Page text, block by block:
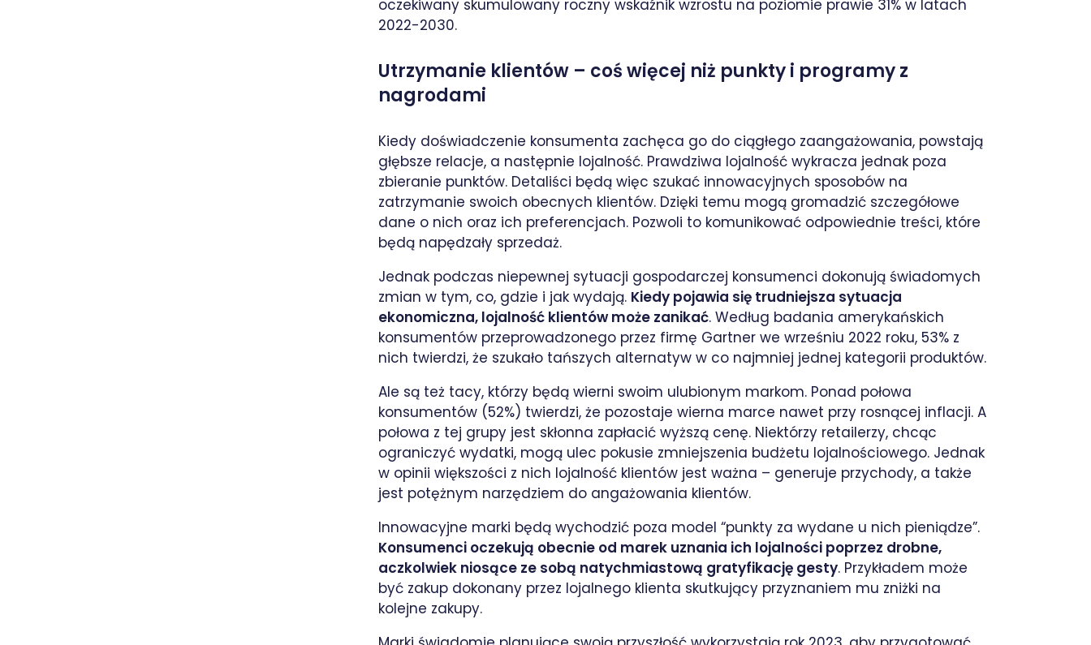
oczekiwany skumulowany roczny wskaźnik wzrostu na poziomie prawie 31% w latach
2022-2030.
Utrzymanie klientów – coś więcej niż punkty i programy z
nagrodami
Kiedy doświadczenie konsumenta zachęca go do ciągłego zaangażowania, powstają
głębsze relacje, a następnie lojalność. Prawdziwa lojalność wykracza jednak poza
zbieranie punktów. Detaliści będą więc szukać innowacyjnych sposobów na
zatrzymanie swoich obecnych klientów. Dzięki temu mogą gromadzić szczegółowe
dane o nich oraz ich preferencjach. Pozwoli to komunikować odpowiednie treści, które
będą napędzały sprzedaż.
Jednak podczas niepewnej sytuacji gospodarczej konsumenci dokonują świadomych
zmian w tym, co, gdzie i jak wydają. Kiedy pojawia się trudniejsza sytuacja
ekonomiczna, lojalność klientów może zanikać. Według badania amerykańskich
konsumentów przeprowadzonego przez firmę Gartner we wrześniu 2022 roku, 53% z
nich twierdzi, że szukało tańszych alternatyw w co najmniej jednej kategorii produktów.
Ale są też tacy, którzy będą wierni swoim ulubionym markom. Ponad połowa
konsumentów (52%) twierdzi, że pozostaje wierna marce nawet przy rosnącej inflacji. A
połowa z tej grupy jest skłonna zapłacić wyższą cenę. Niektórzy retailerzy, chcąc
ograniczyć wydatki, mogą ulec pokusie zmniejszenia budżetu lojalnościowego. Jednak
w opinii większości z nich lojalność klientów jest ważna – generuje przychody, a także
jest potężnym narzędziem do angażowania klientów.
Innowacyjne marki będą wychodzić poza model “punkty za wydane u nich pieniądze”.
Konsumenci oczekują obecnie od marek uznania ich lojalności poprzez drobne,
aczkolwiek niosące ze sobą natychmiastową gratyfikację gesty. Przykładem może
być zakup dokonany przez lojalnego klienta skutkujący przyznaniem mu zniżki na
kolejne zakupy.